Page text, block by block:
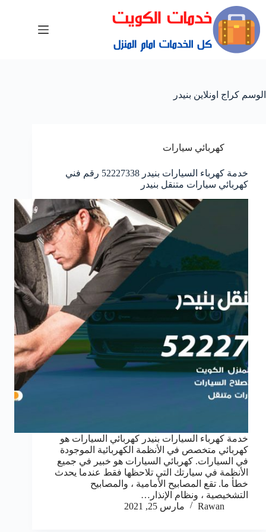
الوسم كراج اونلاين بنيدر
كهربائي سيارات
خدمة كهرباء السيارات بنيدر 52227338 رقم فني
كهربائي سيارات متنقل بنيدر
خدمة كهرباء السيارات بنيدر كهربائي السيارات هو
كهربائي متخصص في الأنظمة الكهربائية الموجودة
في السيارات. كهربائي السيارات هو خبير في جميع
الأنظمة في سيارتك التي تلاحظها فقط عندما يحدث
خطأ ما. تقع المصابيح الأمامية ، والمصابيح
التشخيصية ، ونظام الإنذار…
Rawan
مارس 25, 2021